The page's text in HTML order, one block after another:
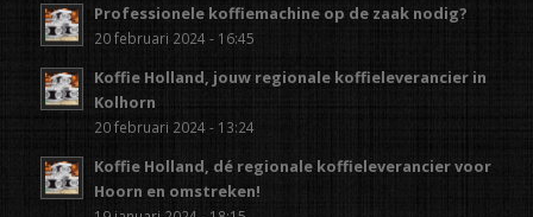
Professionele koffiemachine op de zaak nodig?
20 februari 2024 - 16:45
Koffie Holland, jouw regionale koffieleverancier in
Kolhorn
20 februari 2024 - 13:24
Koffie Holland, dé regionale koffieleverancier voor
Hoorn en omstreken!